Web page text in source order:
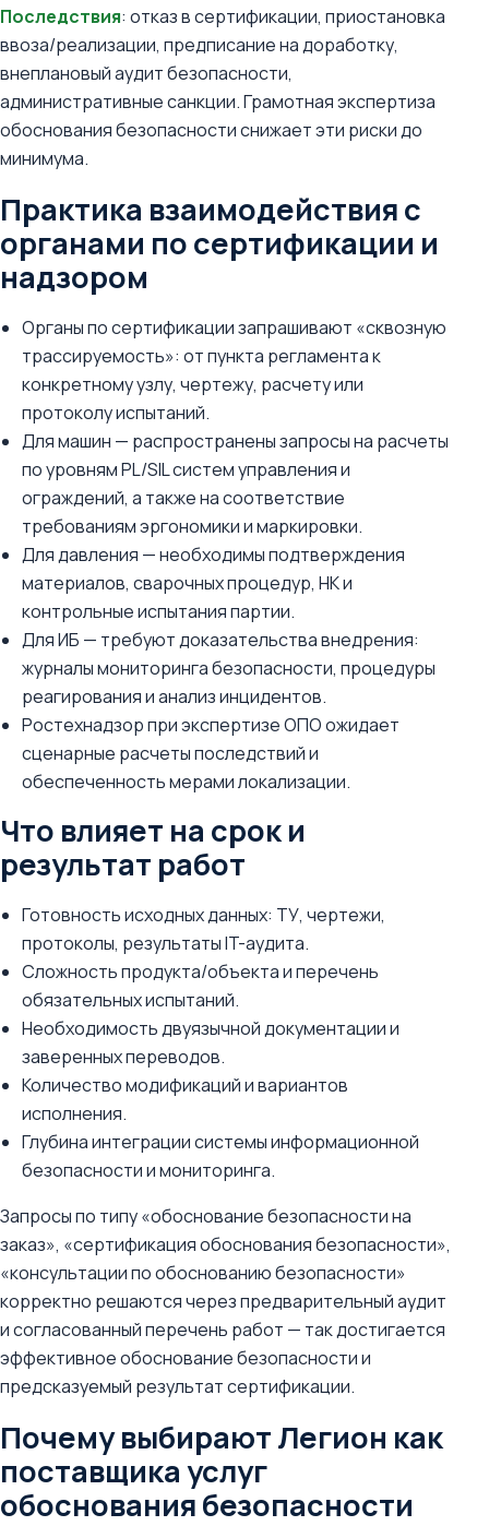
Последствия: отказ в сертификации, приостановка
ввоза/реализации, предписание на доработку,
внеплановый аудит безопасности,
административные санкции. Грамотная экспертиза
обоснования безопасности снижает эти риски до
минимума.
Практика взаимодействия с
органами по сертификации и
надзором
Органы по сертификации запрашивают «сквозную
трассируемость»: от пункта регламента к
конкретному узлу, чертежу, расчету или
протоколу испытаний.
Для машин — распространены запросы на расчеты
по уровням PL/SIL систем управления и
ограждений, а также на соответствие
требованиям эргономики и маркировки.
Для давления — необходимы подтверждения
материалов, сварочных процедур, НК и
контрольные испытания партии.
Для ИБ — требуют доказательства внедрения:
журналы мониторинга безопасности, процедуры
реагирования и анализ инцидентов.
Ростехнадзор при экспертизе ОПО ожидает
сценарные расчеты последствий и
обеспеченность мерами локализации.
Что влияет на срок и
результат работ
Готовность исходных данных: ТУ, чертежи,
протоколы, результаты IT-аудита.
Сложность продукта/объекта и перечень
обязательных испытаний.
Необходимость двуязычной документации и
заверенных переводов.
Количество модификаций и вариантов
исполнения.
Глубина интеграции системы информационной
безопасности и мониторинга.
Запросы по типу «обоснование безопасности на
заказ», «сертификация обоснования безопасности»,
«консультации по обоснованию безопасности»
корректно решаются через предварительный аудит
и согласованный перечень работ — так достигается
эффективное обоснование безопасности и
предсказуемый результат сертификации.
Почему выбирают Легион как
поставщика услуг
обоснования безопасности